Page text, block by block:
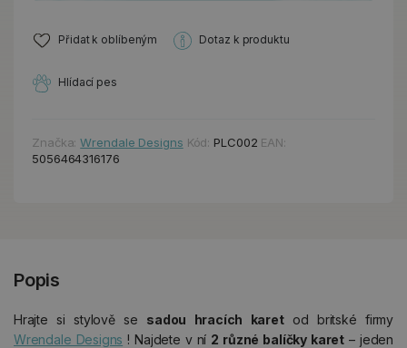
Přidat k oblíbeným Dotaz k produktu
Hlídací pes
Značka:Wrendale Designs Kód: PLC002 EAN:
5056464316176
Popis
Hrajte si stylově se sadou hracích karetod britské firmy
Wrendale Designs ! Najdete v ní 2 různé balíčky karet – jeden